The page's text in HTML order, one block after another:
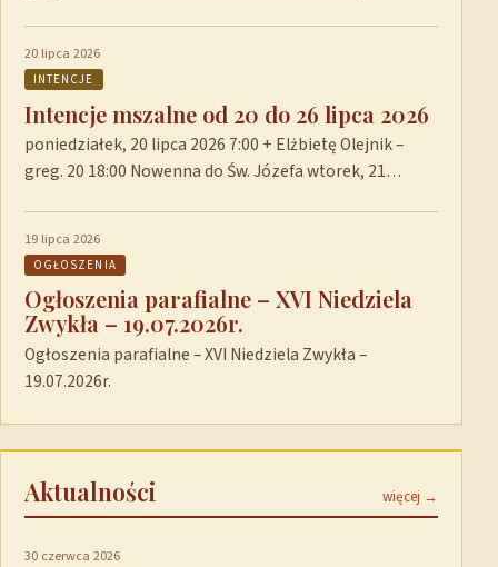
20 lipca 2026
INTENCJE
Intencje mszalne od 20 do 26 lipca 2026
poniedziałek, 20 lipca 2026 7:00 + Elżbietę Olejnik –
greg. 20 18:00 Nowenna do Św. Józefa wtorek, 21…
19 lipca 2026
OGŁOSZENIA
Ogłoszenia parafialne – XVI Niedziela
Zwykła – 19.07.2026r.
Ogłoszenia parafialne – XVI Niedziela Zwykła –
19.07.2026r.
Aktualności więcej →
30 czerwca 2026